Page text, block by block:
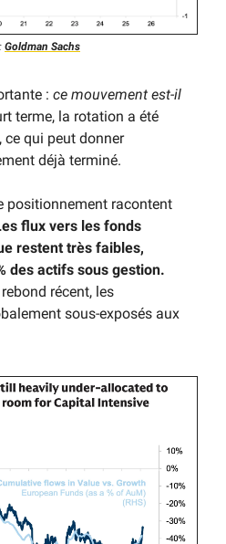
Goldman Sachs
: ce mouvement est-il
terme, la rotation a été
qui peut donner
déjà terminé.
positionnement racontent
flux vers les fonds
restent très faibles,
des actifs sous gestion.
récent, les
sous-exposés aux